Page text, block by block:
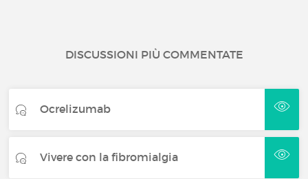
DISCUSSIONI PIÙ COMMENTATE
Ocrelizumab
Vivere con la fibromialgia